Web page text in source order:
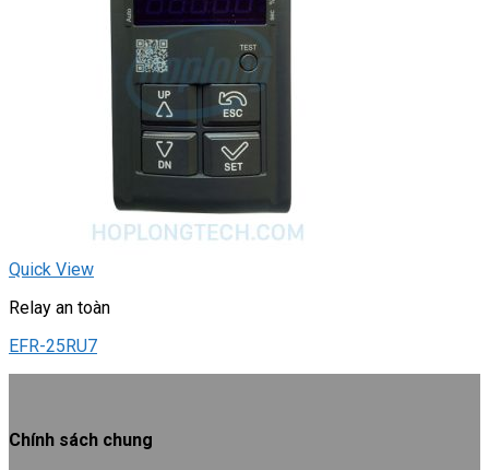
Quick View
Relay an toàn
EFR-25RU7
Chính sách chung